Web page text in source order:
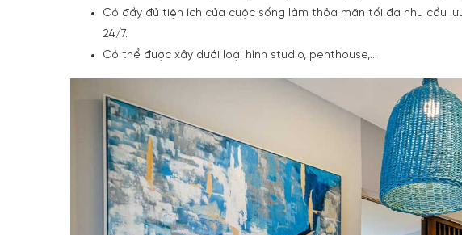
Có đầy đủ tiện ích của cuộc sống làm thỏa mãn tối đa nhu cầu
24/7.
Có thể được xây dưới loại hình studio, penthouse,…